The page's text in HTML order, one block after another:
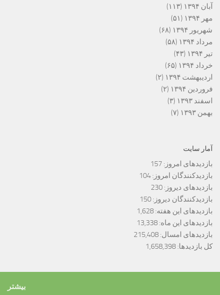
آبان ۱۳۹۴
(۱۱۳)
مهر ۱۳۹۴
(۵۱)
شهریور ۱۳۹۴
(۶۸)
مرداد ۱۳۹۴
(۵۸)
تیر ۱۳۹۴
(۴۳)
خرداد ۱۳۹۴
(۶۵)
اردیبهشت ۱۳۹۴
(۲)
فروردین ۱۳۹۴
(۲)
اسفند ۱۳۹۳
(۳)
بهمن ۱۳۹۳
(۷)
آمار سایت
بازدیدهای امروز: 157
بازدیدکنندگان امروز: 104
بازدیدهای دیروز: 230
بازدیدکنندگان دیروز: 150
بازدیدهای این هفته: 1,628
بازدیدهای این ماه: 13,338
بازدیدهای امسال: 215,408
کل بازدیدها: 1,658,398
بیشتر